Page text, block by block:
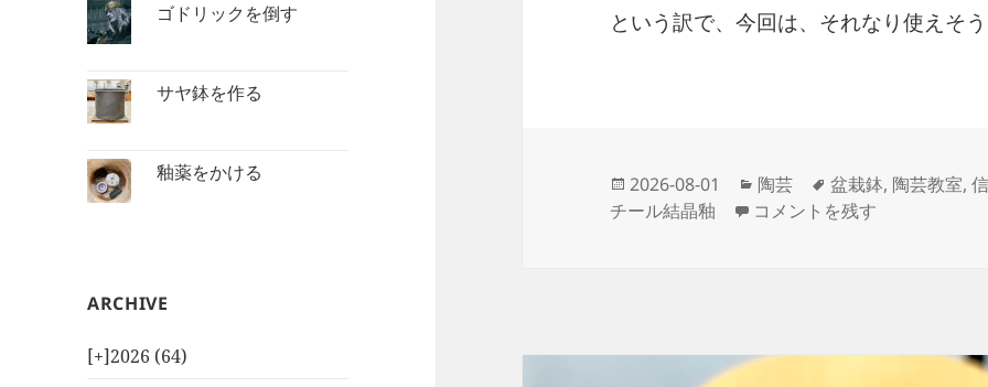
ゴドリックを倒す
サヤ鉢を作る
釉薬をかける
ARCHIVE
[+]2026 (64)
という訳で、今回は、それなり使えそ
投
稿
2026-08-01
カ
テ
陶芸
タ
グ
盆栽鉢, 陶芸教室,
チール結晶釉
本焼きがあがってきました！
コメントを残す